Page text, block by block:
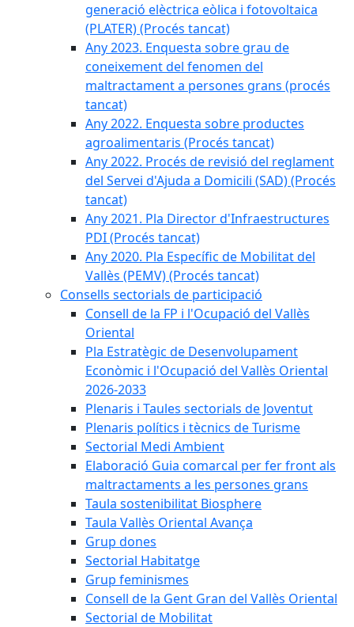
generació elèctrica eòlica i fotovoltaica
(PLATER) (Procés tancat)
Any 2023. Enquesta sobre grau de
coneixement del fenomen del
maltractament a persones grans (procés
tancat)
Any 2022. Enquesta sobre productes
agroalimentaris (Procés tancat)
Any 2022. Procés de revisió del reglament
del Servei d'Ajuda a Domicili (SAD) (Procés
tancat)
Any 2021. Pla Director d'Infraestructures
PDI (Procés tancat)
Any 2020. Pla Específic de Mobilitat del
Vallès (PEMV) (Procés tancat)
Consells sectorials de participació
Consell de la FP i l'Ocupació del Vallès
Oriental
Pla Estratègic de Desenvolupament
Econòmic i l'Ocupació del Vallès Oriental
2026-2033
Plenaris i Taules sectorials de Joventut
Plenaris polítics i tècnics de Turisme
Sectorial Medi Ambient
Elaboració Guia comarcal per fer front als
maltractaments a les persones grans
Taula sostenibilitat Biosphere
Taula Vallès Oriental Avança
Grup dones
Sectorial Habitatge
Grup feminismes
Consell de la Gent Gran del Vallès Oriental
Sectorial de Mobilitat